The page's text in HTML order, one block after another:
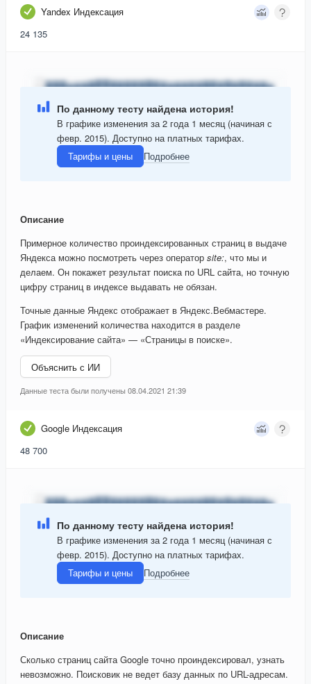
Yandex Индексация
24 135
По данному тесту найдена история!
В графике изменения за 2 года 1 месяц (начиная с
февр. 2015). Доступно на платных тарифах.
Тарифы и цены
Подробнее
Описание
Примерное количество проиндексированных страниц в выдаче
Яндекса можно посмотреть через оператор site:, что мы и
делаем. Он покажет результат поиска по URL сайта, но точную
цифру страниц в индексе выдавать не обязан.
Точные данные Яндекс отображает в Яндекс.Вебмастере.
График изменений количества находится в разделе
«Индексирование сайта» — «Страницы в поиске».
Объяснить с ИИ
Данные теста были получены 08.04.2021 21:39
Google Индексация
48 700
По данному тесту найдена история!
В графике изменения за 2 года 1 месяц (начиная с
февр. 2015). Доступно на платных тарифах.
Тарифы и цены
Подробнее
Описание
Сколько страниц сайта Google точно проиндексировал, узнать
невозможно. Поисковик не ведет базу данных по URL-адресам.